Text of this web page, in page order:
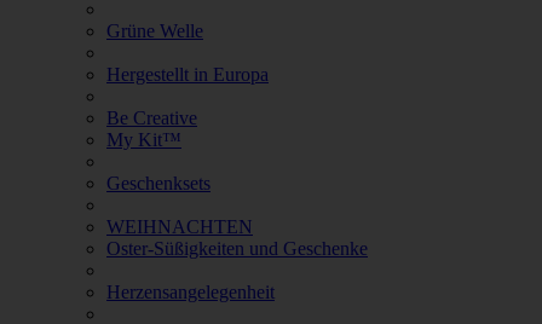
Grüne Welle
Hergestellt in Europa
Be Creative
My Kit™
Geschenksets
WEIHNACHTEN
Oster-Süßigkeiten und Geschenke
Herzensangelegenheit